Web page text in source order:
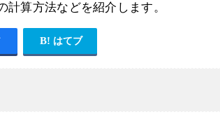
計算方法などを紹介します。
はてブ